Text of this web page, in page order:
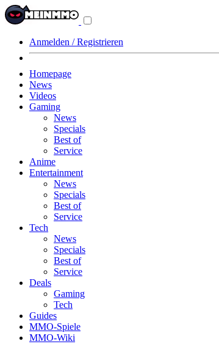
Anmelden / Registrieren
Homepage
News
Videos
Gaming
News
Specials
Best of
Service
Anime
Entertainment
News
Specials
Best of
Service
Tech
News
Specials
Best of
Service
Deals
Gaming
Tech
Guides
MMO-Spiele
MMO-Wiki